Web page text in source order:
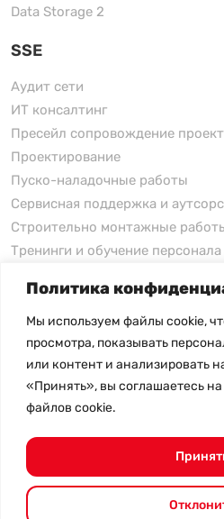
Политика
Мы используем файлы cookie,
просмотра, показывать
или контент и анализировать
«Принять», вы соглашаетесь
файлов cookie.
Data Storage 2
SSE
Аудит сети
ИТ консалтинг
Пресейл сопровождение
Проектирование
Пуско-наладочные работы
Сервисная поддержка и
Строительно монтажные
Тренинги и обучение персонала
xFusion
xFusion
xFusion AI Solution
Цены на товары не являются
- Политика
© 2026.SHANGHAI SYSTEM
защищены.